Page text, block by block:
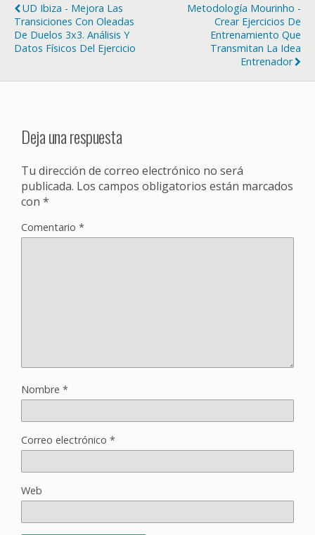
UD Ibiza - Mejora Las
Transiciones Con Oleadas
De Duelos 3x3. Análisis Y
Datos Físicos Del Ejercicio
Metodología Mourinho -
Crear Ejercicios De
Entrenamiento Que
Transmitan La Idea
Entrenador
Deja una respuesta
Tu dirección de correo electrónico no será
publicada. Los campos obligatorios están marcados
con *
Comentario *
Nombre *
Correo electrónico *
Web